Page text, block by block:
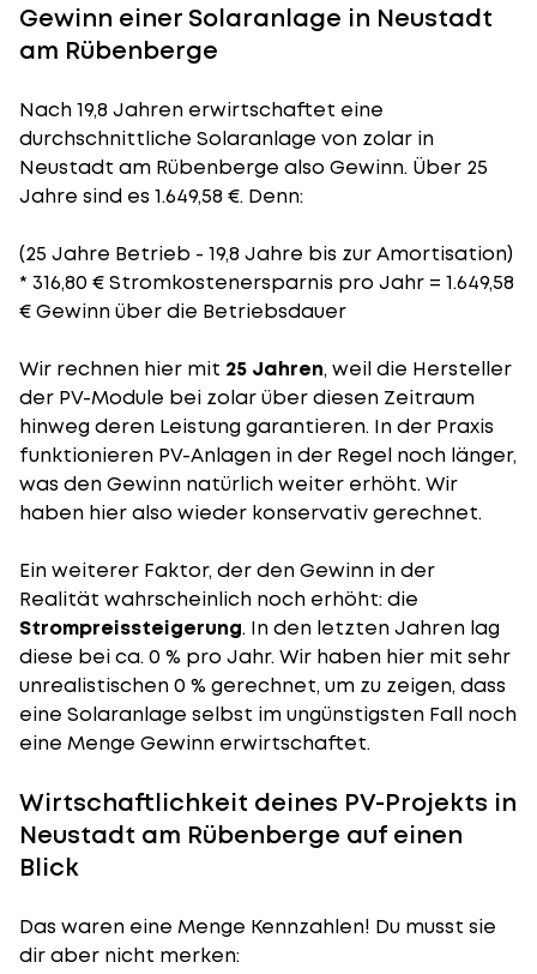
Gewinn einer Solaranlage in Neustadt
am Rübenberge
Nach 19,8 Jahren erwirtschaftet eine
durchschnittliche Solaranlage von zolar in
Neustadt am Rübenberge also Gewinn. Über 25
Jahre sind es 1.649,58 €. Denn:
(25 Jahre Betrieb - 19,8 Jahre bis zur Amortisation)
* 316,80 € Stromkostenersparnis pro Jahr = 1.649,58
€ Gewinn über die Betriebsdauer
Wir rechnen hier mit 25 Jahren, weil die Hersteller
der PV-Module bei zolar über diesen Zeitraum
hinweg deren Leistung garantieren. In der Praxis
funktionieren PV-Anlagen in der Regel noch länger,
was den Gewinn natürlich weiter erhöht. Wir
haben hier also wieder konservativ gerechnet.
Ein weiterer Faktor, der den Gewinn in der
Realität wahrscheinlich noch erhöht: die
Strompreissteigerung. In den letzten Jahren lag
diese bei ca. 0 % pro Jahr. Wir haben hier mit sehr
unrealistischen 0 % gerechnet, um zu zeigen, dass
eine Solaranlage selbst im ungünstigsten Fall noch
eine Menge Gewinn erwirtschaftet.
Wirtschaftlichkeit deines PV-Projekts in
Neustadt am Rübenberge auf einen
Blick
Das waren eine Menge Kennzahlen! Du musst sie
dir aber nicht merken: